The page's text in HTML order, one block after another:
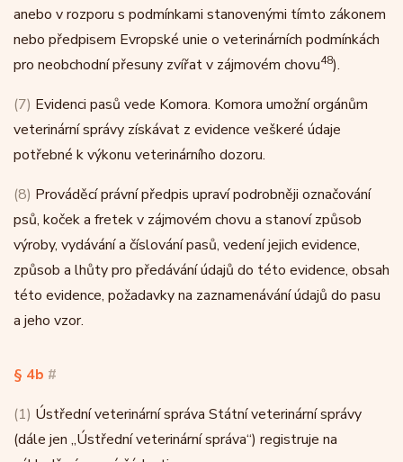
anebo v rozporu s podmínkami stanovenými tímto zákonem
nebo předpisem Evropské unie o veterinárních podmínkách
pro neobchodní přesuny zvířat v zájmovém chovu48).
(7) Evidenci pasů vede Komora. Komora umožní orgánům
veterinární správy získávat z evidence veškeré údaje
potřebné k výkonu veterinárního dozoru.
(8) Prováděcí právní předpis upraví podrobněji označování
psů, koček a fretek v zájmovém chovu a stanoví způsob
výroby, vydávání a číslování pasů, vedení jejich evidence,
způsob a lhůty pro předávání údajů do této evidence, obsah
této evidence, požadavky na zaznamenávání údajů do pasu
a jeho vzor.
§ 4b #
(1) Ústřední veterinární správa Státní veterinární správy
(dále jen „Ústřední veterinární správa“) registruje na